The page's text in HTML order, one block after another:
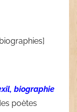
biographie
poètes